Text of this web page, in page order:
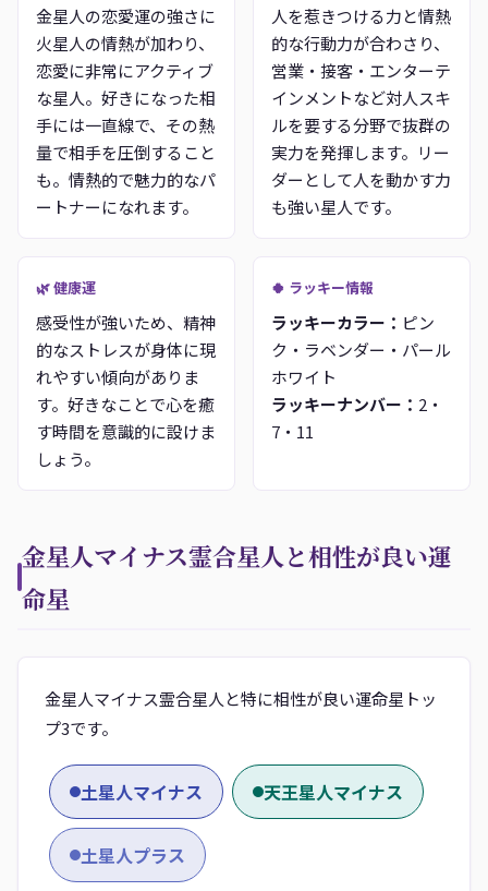
金星人の恋愛運の強さに
火星人の情熱が加わり、
恋愛に非常にアクティブ
な星人。好きになった相
手には一直線で、その熱
量で相手を圧倒すること
も。情熱的で魅力的なパ
ートナーになれます。
人を惹きつける力と情熱
的な行動力が合わさり、
営業・接客・エンターテ
インメントなど対人スキ
ルを要する分野で抜群の
実力を発揮します。リー
ダーとして人を動かす力
も強い星人です。
🌿 健康運
感受性が強いため、精神
的なストレスが身体に現
れやすい傾向がありま
す。好きなことで心を癒
す時間を意識的に設けま
しょう。
🍀 ラッキー情報
ラッキーカラー： ピン
ク・ラベンダー・パール
ホワイト
ラッキーナンバー： 2・
7・11
金星人マイナス霊合星人と相性が良い運
命星
金星人マイナス霊合星人と特に相性が良い運命星トッ
プ3です。
土星人マイナス 天王星人マイナス
土星人プラス